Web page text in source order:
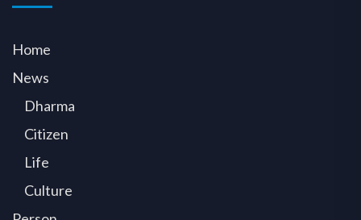
Home
News
Dharma
Citizen
Life
Culture